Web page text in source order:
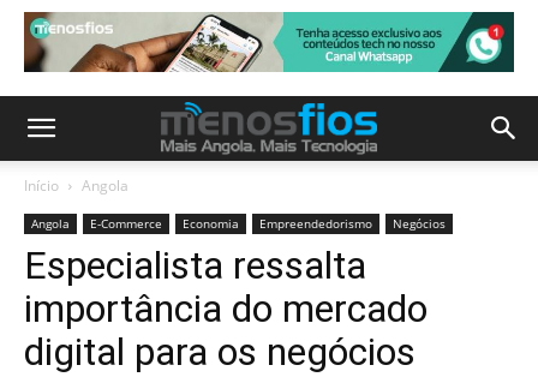
Início Angola
Angola E-Commerce Economia Empreendedorismo Negócios
Especialista ressalta
importância do mercado
digital para os negócios